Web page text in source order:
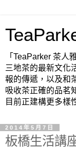
「TeaParker 茶人
三地茶的最新文化
報的傳遞，以及和
吸收茶正確的品茗
目前正建構更多樣
2014年5月7日
板橋生活講